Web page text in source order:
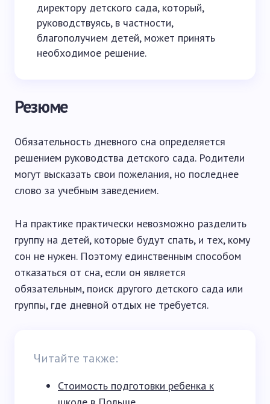
директору детского сада, который,
руководствуясь, в частности,
благополучием детей, может принять
необходимое решение.
Резюме
Обязательность дневного сна определяется
решением руководства детского сада. Родители
могут высказать свои пожелания, но последнее
слово за учебным заведением.
На практике практически невозможно разделить
группу на детей, которые будут спать, и тех, кому
сон не нужен. Поэтому единственным способом
отказаться от сна, если он является
обязательным, поиск другого детского сада или
группы, где дневной отдых не требуется.
Читайте также:
Стоимость подготовки ребенка к